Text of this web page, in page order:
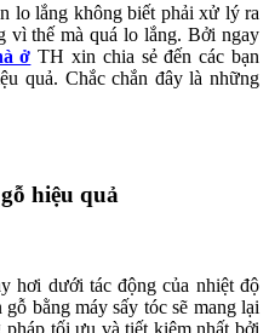
lo lắng không biết phải xử lý ra
vì thế mà quá lo lắng. Bởi ngay
ở TH xin chia sẻ đến các bạn
quả. Chắc chắn đây là những
hiệu quả
hơi dưới tác động của nhiệt độ
bằng máy sấy tóc sẽ mang lại
tối ưu và tiết kiệm nhất bởi